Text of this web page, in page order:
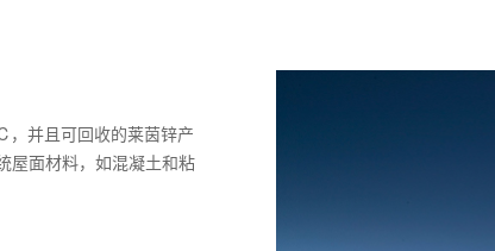
并且可回收的莱茵锌产
屋面材料，如混凝土和粘